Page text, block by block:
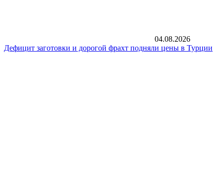
04.08.2026
Дефицит заготовки и дорогой фрахт подняли цены в Турции